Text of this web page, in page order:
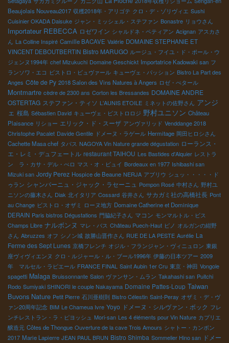
Beaujolais Nouveau2017 収穫2018年・アリゴテ クロ・デ・ゾリヴィエ Sushi
Cuisinier OKADA Daisuke ジャン・ミッシェル・ステファン Bonastre リョウさん
Importateur REBECCA ロゼワイン シャルドネ・ペティアン Acignan アスカさ
ん La Colline Inspiré Camille BACAVE Valérie DOMAINE STEPHANIE ET
VINCENT DEBOUTBERTIN Bistro MARUGO ルージュ・フイユ・ド・ポール・ウ
ジェンヌ1994年 chef Mizukuchi Domaine Geschickt Importatrice Kadowaki san フ
ランソワ・エコ ビストロ・ビュヴァール キューヴェ・パッション Bistro La Part des
Anges Côte de Py 2018 Salon des Vins Natures à Angers ロゼ・ぺタール
Montmartre cèdre de 2300 ans Corton les Bressandes DOMAINE ANDRE
OSTERTAG ステファン・ティソ L'AUNIS ETOILE ミネットの佐野さん アンジ
ェ 桜島 Sébastien David キューヴェ・ビストロロジ 野村ユニソン Château
Plaisance リショー エリック・ド・スーザ アンヴァリッド Venddange 2018
Christophe Pacalet Davide Gentile ドメーヌ・ラゲール Hermitage 岡田ヒロシさん
Cachette Masa chef タパス NAGOYA Vin Nature grande dégustation ローランス・
エ・レミ・デュフェートル restaurant TAIHOU Les Bastides d'Alquier レストラ
ン ラ・カサ・デル・ぺロ マス・オ・ビュイ Bordeaux en 1977 Ishibashi san
Mizuki san Jordy Perez Hospice de Beaune NERJA アブリウ シュッ・・・・・ド
ゥラン シャンパーニュ・ジャック・ラセーニュ Pompon Rosé 中村さん 野村ユ
ニソンの藤木さん Diak 北イタリア Cossard 谷井さん サカガミ社の高橋社長 Pont
au Change ビストロ・オザミ ローヌ地方 Domaine Catherine et Dominique
DERAIN Paris bistros Dégustations 門脇紀子さん マコン モンマルトル・ビス
Champs Libre ナルボンヌ マレ・バス Château Puech-Haut ピノ オルガンの紺野
さん Abruzzes オフ シノン城 故勝山晋作さん RUE DE LA PESTE Aurélie La
Ferme des Sept Lunes 京橋フレンチ オジル・フランジャン・ヴィニュロン 東銀
座ヴィヴィエンヌ クロ・ルジャール・ル・ブール1996年 伊藤の日本ツアー 2009
年 マルセル・ラピエール FRANCE FINAL Saint Aubin 1er Cru 東京・神田 Vongole
spagetti Malaga Bruissonnante Salon ヴァンサン・ムラン Takahashi san Puitchi
Rodo Sumiyaki SHINORI le couple Nakayama Domaine Pattes-Loup Taiwan
Buvons Nature Petit Pierre 石川亜樹則 Bistro Célestin Saint-Peray オザミ・デ・ヴ
ァン20周年記念 BIM Le Chameua Ivre Yoyo ドメーヌ・シルヴァン・ボック フレ
ンチレストラン・ラ・ピヨッシュ Mori-san Les 4 éléments pour Vin Nature カプリエ
醸造元 Côtes de Thongue Ouverture de la cave Trois Amours シャトー・カンボン
2017 Marie Lapierre JEAN PAUL BRUN Bistro Shimba Sommelier Hino san ドメー